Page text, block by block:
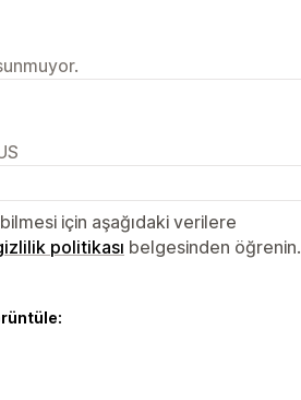
için aşağıdaki verilere
politikası belgesinden öğrenin.